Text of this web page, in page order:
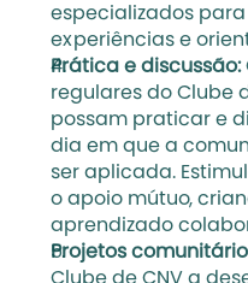
especializados
experiências e
Prática e discussão:
regulares do Clube
possam praticar e
dia em que a
ser aplicada.
o apoio mútuo,
aprendizado
Projetos